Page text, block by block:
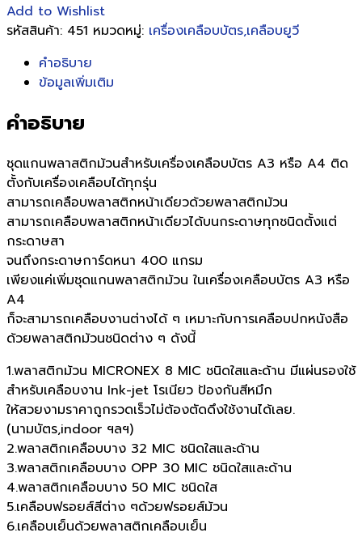
Add to Wishlist
รหัสสินค้า: 451 หมวดหมู่: เครื่องเคลือบบัตร,เคลือบยูวี
คำอธิบาย
ข้อมูลเพิ่มเติม
คำอธิบาย
ชุดแกนพลาสติกม้วนสำหรับเครื่องเคลือบบัตร A3 หรือ A4 ติด
ตั้งกับเครื่องเคลือบได้ทุกรุ่น
สามารถเคลือบพลาสติกหน้าเดียวด้วยพลาสติกม้วน
สามารถเคลือบพลาสติกหน้าเดียวได้บนกระดาษทุกชนิดตั้งแต่
กระดาษสา
จนถึงกระดาษการ์ดหนา 400 แกรม
เพียงแค่เพิ่มชุดแกนพลาสติกม้วน ในเครื่องเคลือบบัตร A3 หรือ
A4
ก็จะสามารถเคลือบงานต่างได้ ๆ เหมาะกับการเคลือบปกหนังสือ
ด้วยพลาสติกม้วนชนิดต่าง ๆ ดังนี้
1.พลาสติกม้วน MICRONEX 8 MIC ชนิดใสและด้าน มีแผ่นรองใช้
สำหรับเคลือบงาน Ink-jet โรเนียว ป้องกันสีหมึก
ให้สวยงามราคาถูกรวดเร็วไม่ต้องตัดดึงใช้งานได้เลย.
(นามบัตร,indoor ฯลฯ)
2.พลาสติกเคลือบบาง 32 MIC ชนิดใสและด้าน
3.พลาสติกเคลือบบาง OPP 30 MIC ชนิดใสและด้าน
4.พลาสติกเคลือบบาง 50 MIC ชนิดใส
5.เคลือบฟรอยส์สีต่าง ๆด้วยฟรอยส์ม้วน
6.เคลือบเย็นด้วยพลาสติกเคลือบเย็น